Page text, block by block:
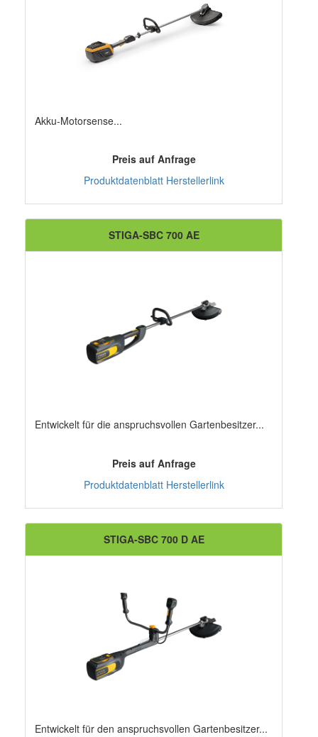
Akku-Motorsense...
Preis auf Anfrage
Produktdatenblatt Herstellerlink
STIGA-SBC 700 AE
Entwickelt für die anspruchsvollen Gartenbesitzer...
Preis auf Anfrage
Produktdatenblatt Herstellerlink
STIGA-SBC 700 D AE
Entwickelt für den anspruchsvollen Gartenbesitzer...